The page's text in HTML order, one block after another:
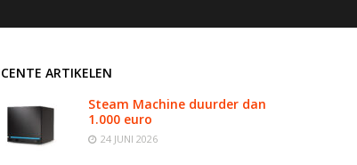
ARTIKELEN
Steam Machine duurder dan
1.000 euro
24 JUNI 2026